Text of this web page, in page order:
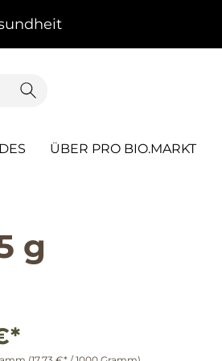
ÜBER PRO BIO.MARKT
g